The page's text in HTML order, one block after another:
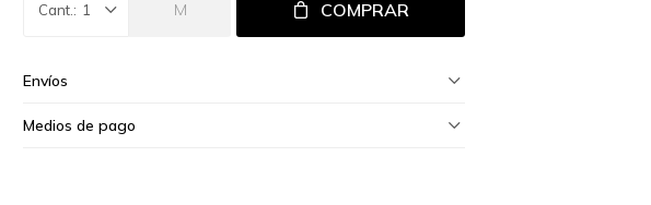
1 M COMPRAR
Envíos
Medios de pago